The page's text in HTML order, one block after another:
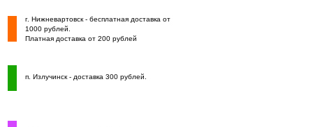
п. Излучинск - доставка 300 рублей.
г. Нижневартовск - бесплатная доставка от
1000 рублей.
Платная доставка от 200 рублей